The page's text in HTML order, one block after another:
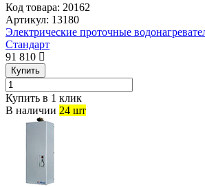
Код товара: 20162
Артикул: 13180
Электрические проточные
Стандарт
91 810
Купить
Купить в 1 клик
В наличии 24 шт